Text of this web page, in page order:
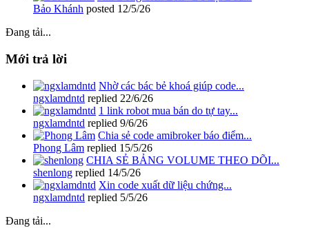
Bảo Khánh posted 12/5/26
Đang tải...
Mới trả lời
Nhờ các bác bẻ khoá giúp code...
ngxlamdntd replied 22/6/26
1 link robot mua bán do tự tay...
ngxlamdntd replied 9/6/26
Chia sẻ code amibroker báo điểm...
Phong Lâm replied 15/5/26
CHIA SẺ BẢNG VOLUME THEO DÕI...
shenlong replied 14/5/26
Xin code xuất dữ liệu chứng...
ngxlamdntd replied 5/5/26
Đang tải...